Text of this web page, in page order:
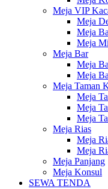
Meja VIP
Meja
Meja
Meja
Meja Bar
Meja
Meja
Meja Taman
Meja
Meja
Meja
Meja Rias
Meja
Meja
Meja Panjang
Meja Konsul
SEWA TENDA